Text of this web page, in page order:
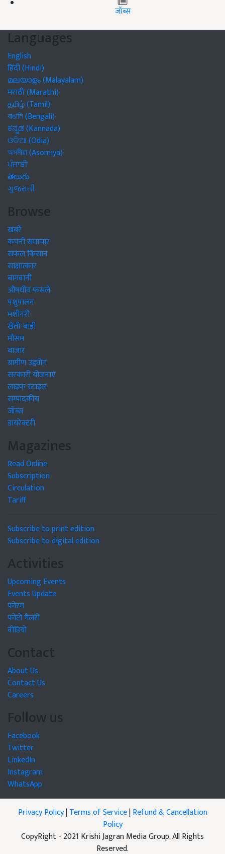
जॉब्स
Languages
English
हिंदी (Hindi)
മലയാളം (Malayalam)
मराठी (Marathi)
தமிழ் (Tamil)
বাঙালি (Bengali)
ಕನ್ನಡ (Kannada)
ଓଡିଆ (Odia)
অসমীয়া (Asomiya)
ਪੰਜਾਬੀ
తెలుగు
ગુજરાતી
Browse
खबरें
कंपनी समाचार
सफल किसान
साक्षात्कार
बागवानी
औषधीय फसलें
पशुपालन
मशीनरी
खेती-बाड़ी
मौसम
बाजार
ग्रामीण उद्द्योग
सरकारी योजनाएं
लाइफ स्टाइल
सम्पादकीय
जॉब्स
डायरेक्टरी
Magazines
Read Online
Subscription
Circulation
Tariff
Subscribe to print edition
Subscribe to digital edition
Activities
Upcoming Events
Events Update
फोरम
फोटो गैलरी
वीडियो
Contact
About Us
Contact Us
Careers
Follow us
Facebook
Twitter
LinkedIn
Instagram
WhatsApp
Privacy Policy|Terms of Service|Refund & Cancellation
Policy
CopyRight - 2021 Krishi Jagran Media Group. All Rights
Reserved.